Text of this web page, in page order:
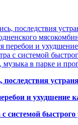
последствия
и
с системой
в парке и
последствия
и ухудшение
системой быстрого